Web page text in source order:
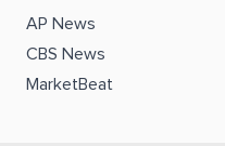
AP News
CBS News
MarketBeat